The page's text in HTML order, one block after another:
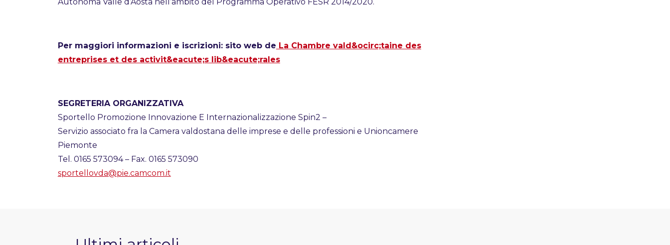
Per maggiori informazioni e iscrizioni: sito web de La Chambre vald&ocirc;taine des
entreprises et des activit&eacute;s lib&eacute;rales
SEGRETERIA ORGANIZZATIVA
Sportello Promozione Innovazione E Internazionalizzazione Spin2 –
Servizio associato fra la Camera valdostana delle imprese e delle professioni e Unioncamere
Piemonte
Tel. 0165 573094 – Fax. 0165 573090
sportellovda@pie.camcom.it